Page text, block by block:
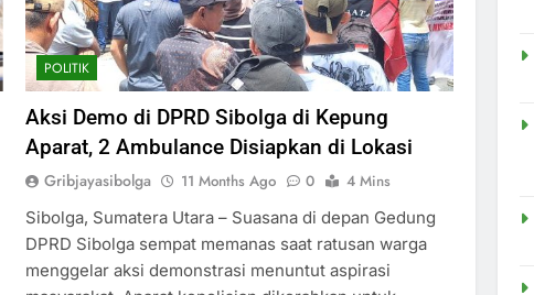
POLITIK
Aksi Demo di DPRD Sibolga di Kepung
Aparat, 2 Ambulance Disiapkan di Lokasi
Gribjayasibolga 11 Months Ago 0
4 Mins
Sibolga, Sumatera Utara – Suasana di depan Gedung
DPRD Sibolga sempat memanas saat ratusan warga
menggelar aksi demonstrasi menuntut aspirasi